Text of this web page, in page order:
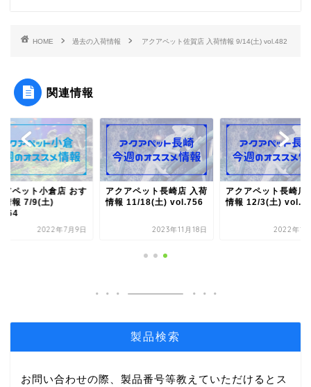
HOME 過去の入荷情報 アクアペット佐賀店 入荷情報 9/14(土) vol.482
関連情報
アペット小倉店 おす
情報 7/9(土)
2022年7月9日
アクアペット長崎店 入荷
情報 11/18(土) vol.756
2023年11月18日
アクアペット長崎店
情報 12/3(土)
2022年12
製品検索
お問い合わせの際、製品番号等教えていただけるとス